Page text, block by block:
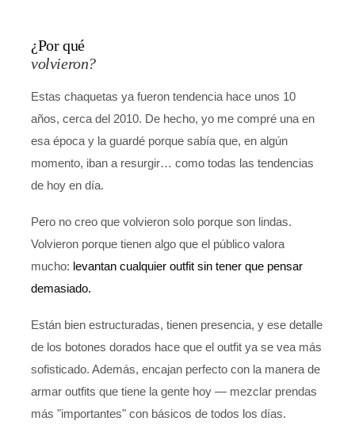
¿Por qué
volvieron?
Estas chaquetas ya fueron tendencia hace unos 10
años, cerca del 2010. De hecho, yo me compré una en
esa época y la guardé porque sabía que, en algún
momento, iban a resurgir… como todas las tendencias
de hoy en día.
Pero no creo que volvieron solo porque son lindas.
Volvieron porque tienen algo que el público valora
mucho: levantan cualquier outfit sin tener que pensar
demasiado.
Están bien estructuradas, tienen presencia, y ese detalle
de los botones dorados hace que el outfit ya se vea más
sofisticado. Además, encajan perfecto con la manera de
armar outfits que tiene la gente hoy — mezclar prendas
más "importantes" con básicos de todos los días.